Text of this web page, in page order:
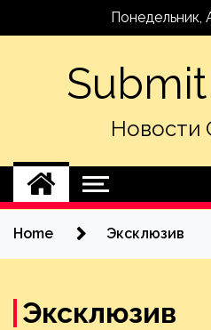
Понедельник,
Новости
Home Эксклюзив
Эксклюзив